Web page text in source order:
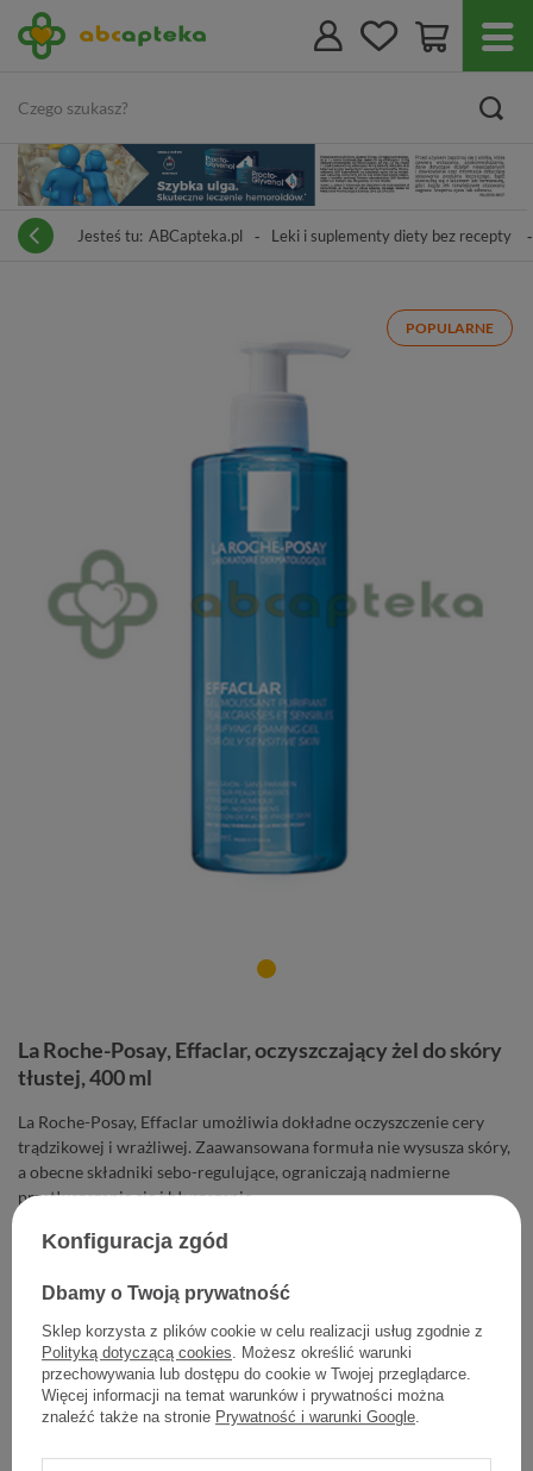
Jesteś tu: ABCapteka.pl Leki i suplementy diety bez recepty
POPULARNE
La Roche-Posay, Effaclar, oczyszczający żel do skóry
tłustej, 400 ml
La Roche-Posay, Effaclar umożliwia dokładne oczyszczenie cery
trądzikowej i wrażliwej. Zaawansowana formuła nie wysusza skóry,
a obecne składniki sebo-regulujące, ograniczają nadmierne
przetłuszczanie się i błyszczenie.
Cena jednostkowa 0,14 zł / szt.
- + Dodaj do koszyka
Dodaj do listy zakupowej
Konfiguracja zgód
Dbamy o Twoją prywatność
Sklep korzysta z plików cookie w celu realizacji usług zgodnie z
Polityką dotyczącą cookies . Możesz określić warunki
przechowywania lub dostępu do cookie w Twojej przeglądarce.
Więcej informacji na temat warunków i prywatności można
znaleźć także na stronie Prywatność i warunki Google